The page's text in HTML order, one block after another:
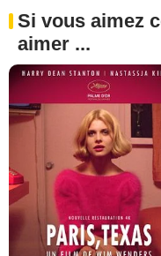
Si vous aimez
aimer ...